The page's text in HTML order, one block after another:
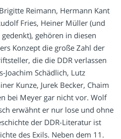
Reimann, Hermann Kant
Fries, Heiner Müller (und
gehören in diesen
Konzept die große Zahl der
die die DDR verlassen
Joachim Schädlich, Lutz
Kunze, Jurek Becker, Chaim
bei Meyer gar nicht vor. Wolf
erwähnt er nur lose und ohne
der DDR-Literatur ist
des Exils. Neben dem 11.